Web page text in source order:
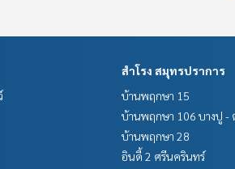
สำโรง สมุทรปราการ
บ้านพฤกษา 15
บ้านพฤกษา 106 บางปู -
บ้านพฤกษา 28
อินดี้ 2 ศรีนครินทร์